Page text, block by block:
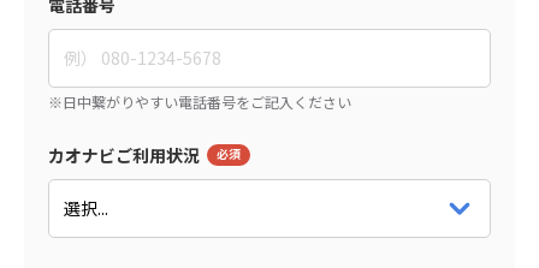
電話番号
カオナビご利用状況